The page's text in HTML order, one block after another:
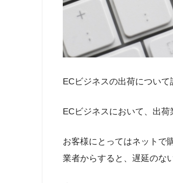
ECビジネスの出荷につい
ECビジネスにおいて、出
お客様にとってはネットで
業者からすると、遅延のな